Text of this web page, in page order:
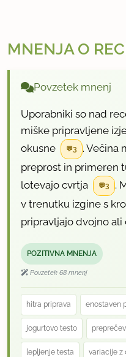
MNENJA O
Povzetek mnenj
Uporabniki so nad
miške pripravljene
okusne
3
. Večina
preprost in primeren
lotevajo cvrtja
3
.
v trenutku izgine s
pripravljajo dvojno
POZITIVNA MNENJA
Povzetek 68 mnenj
hitra priprava enostaven
jogurtovo testo
lepljenje testa variacije z